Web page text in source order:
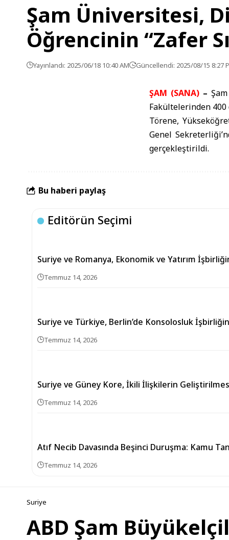
Şam Üniversitesi,
Öğrencinin “Zafer
Yayınlandı: 2025/06/18 10:40 AM Güncellendi: 2025/08/15 8:27
ŞAM (SANA) –
Fakültelerinden
Törene,
Genel
gerçekleştirildi.
Bu haberi paylaş
Editörün Seçimi
Suriye ve Romanya, Ekonomik ve Yatırım
Temmuz 14, 2026
Suriye ve Türkiye, Berlin’de Konsolosluk
Temmuz 14, 2026
Suriye ve Güney Kore, İkili İlişkilerin
Temmuz 14, 2026
Atıf Necib Davasında Beşinci Duruşma: Kamu
Temmuz 14, 2026
Suriye
ABD Şam